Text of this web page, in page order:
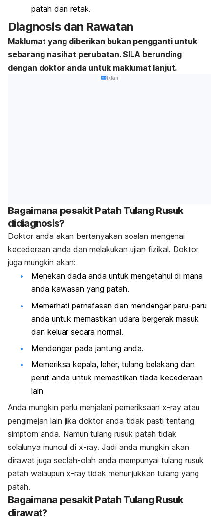
patah dan retak.
Diagnosis dan Rawatan
Maklumat yang diberikan bukan pengganti untuk
sebarang nasihat perubatan. SILA berunding
dengan doktor anda untuk maklumat lanjut.
Iklan
Bagaimana pesakit Patah Tulang Rusuk
didiagnosis?
Doktor anda akan bertanyakan soalan mengenai
kecederaan anda dan melakukan ujian fizikal. Doktor
juga mungkin akan:
Menekan dada anda untuk mengetahui di mana
anda kawasan yang patah.
Memerhati pernafasan dan mendengar paru-paru
anda untuk memastikan udara bergerak masuk
dan keluar secara normal.
Mendengar pada jantung anda.
Memeriksa kepala, leher, tulang belakang dan
perut anda untuk memastikan tiada kecederaan
lain.
Anda mungkin perlu menjalani pemeriksaan x-ray atau
pengimejan lain jika doktor anda tidak pasti tentang
simptom anda. Namun tulang rusuk patah tidak
selalunya muncul di x-ray. Jadi anda mungkin akan
dirawat juga seolah-olah anda mempunyai tulang rusuk
patah walaupun x-ray tidak menunjukkan tulang yang
patah.
Bagaimana pesakit Patah Tulang Rusuk
dirawat?